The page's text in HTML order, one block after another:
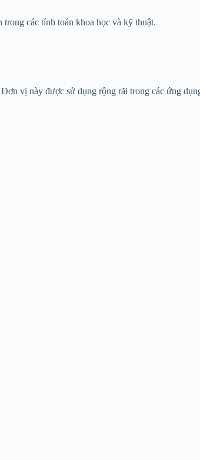
các tính toán khoa học và kỹ thuật.
vị này được sử dụng rộng rãi trong các ứng